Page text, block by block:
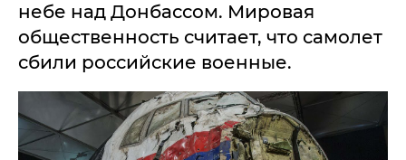
небе над Донбассом. Мировая
общественность считает, что самолет
сбили российские военные.